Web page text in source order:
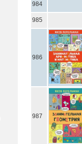
984
985
986
987